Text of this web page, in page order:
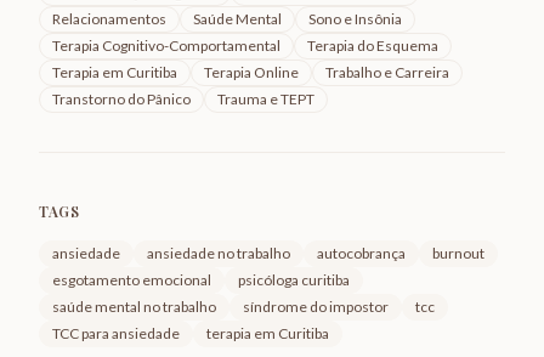
Relacionamentos
Saúde Mental
Sono e Insônia
Terapia Cognitivo-Comportamental
Terapia do Esquema
Terapia em Curitiba
Terapia Online
Trabalho e Carreira
Transtorno do Pânico
Trauma e TEPT
TAGS
ansiedade ansiedade no trabalho autocobrança
burnout
esgotamento emocional
psicóloga curitiba
saúde mental no trabalho
síndrome do impostor
tcc
TCC para ansiedade
terapia em Curitiba